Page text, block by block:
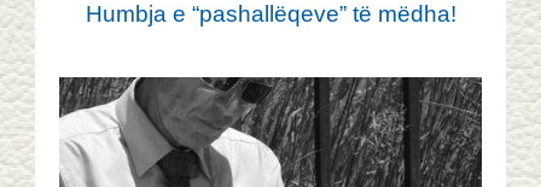
Humbja e “pashallëqeve” të mëdha!